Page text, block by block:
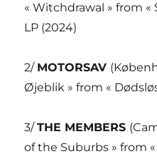
« Witchdrawal » from «
LP (2024)
2/ MOTORSAV
Øjeblik » from «
3/THE MEMBERS
of the Suburbs » from